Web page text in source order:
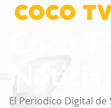
El Periodico Digital de